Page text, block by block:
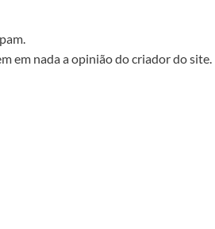
em nada a opinião do criador do site.